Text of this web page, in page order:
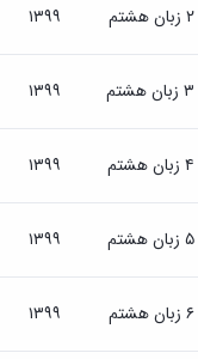
۱۳۹۹
۱۳۹۹
۱۳۹۹
۱۳۹۹
۱۳۹۹